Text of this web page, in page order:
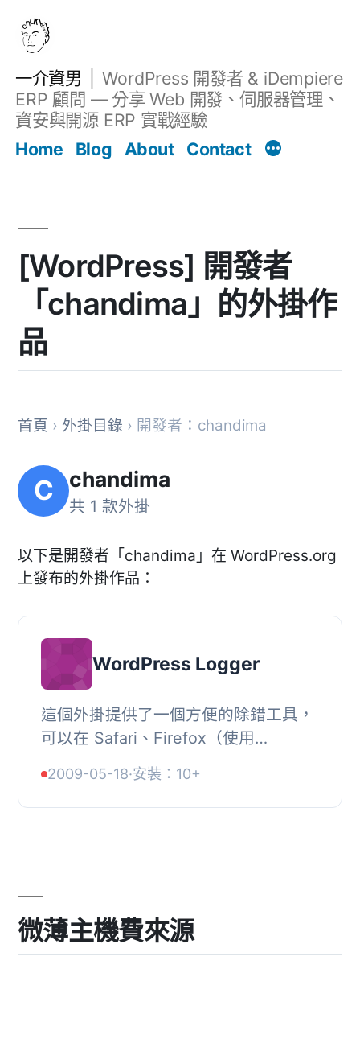
一介資男
WordPress 開發者 & iDempiere
ERP 顧問 — 分享 Web 開發、伺服器管理、
資安與開源 ERP 實戰經驗
Home
Blog About Contact
[WordPress] 開發者
「chandima」的外掛作
品
首頁 › 外掛目錄 › 開發者：chandima
C chandima
共 1 款外掛
以下是開發者「chandima」在 WordPress.org
上發布的外掛作品：
WordPress Logger
這個外掛提供了一個方便的除錯工具，
可以在 Safari、Firefox（使用
Dragonfly） 的瀏覽器控制台中顯示
PHP 的日誌訊息。這對於...
2009-05-18·安裝：10+
微薄主機費來源
文章